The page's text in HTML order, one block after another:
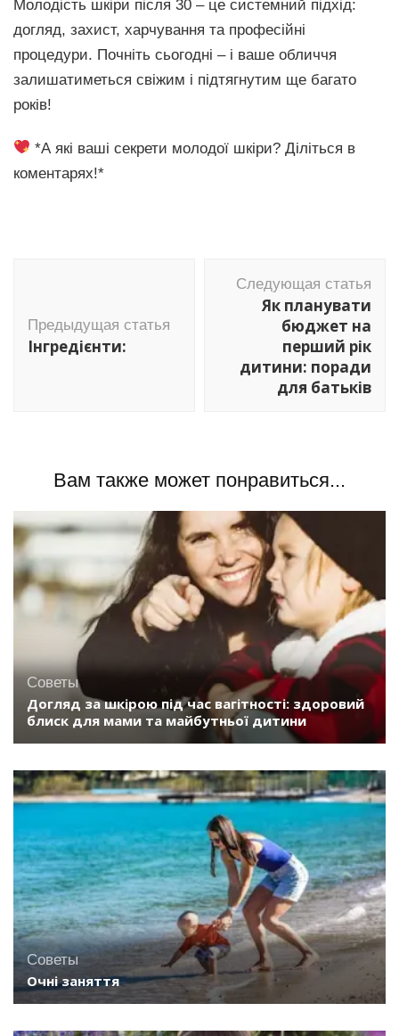
Молодість шкіри після 30 – це системний підхід:
догляд, захист, харчування та професійні
процедури. Почніть сьогодні – і ваше обличчя
залишатиметься свіжим і підтягнутим ще багато
років!
*А які ваші секрети молодої шкіри? Діліться в
коментарях!*
записям
Предыдущая статья
Інгредієнти:
Следующая статья
Як планувати
бюджет на
перший рік
дитини: поради
для батьків
Вам также может понравиться...
Советы
Догляд за шкірою під час вагітності: здоровий
блиск для мами та майбутньої дитини
Советы
Очні заняття